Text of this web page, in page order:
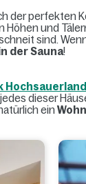
der perfekten
Höhen und
sind.
der Sauna!
Hochsauerland
dieser
ein